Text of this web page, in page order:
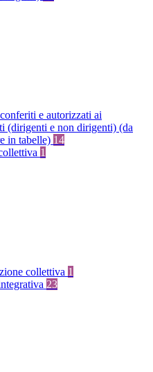
e autorizzati ai
(dirigenti e non dirigenti) (da
in tabelle) 14
1
collettiva 1
23